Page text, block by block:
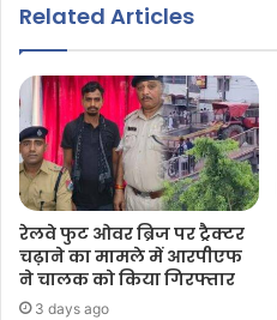
Related Articles
रेलवे फुट ओवर ब्रिज पर ट्रैक्टर
चढ़ाने का मामले में आरपीएफ
ने चालक को किया गिरफ्तार
3 days ago